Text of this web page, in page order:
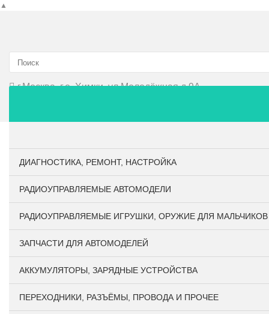
▲
г.Москва, г.о. Химки, ул.Молодёжная д.9А
ДИАГНОСТИКА, РЕМОНТ, НАСТРОЙКА
РАДИОУПРАВЛЯЕМЫЕ АВТОМОДЕЛИ
РАДИОУПРАВЛЯЕМЫЕ ИГРУШКИ, ОРУЖИЕ ДЛЯ МАЛЬЧИКОВ
ЗАПЧАСТИ ДЛЯ АВТОМОДЕЛЕЙ
АККУМУЛЯТОРЫ, ЗАРЯДНЫЕ УСТРОЙСТВА
ПЕРЕХОДНИКИ, РАЗЪЁМЫ, ПРОВОДА И ПРОЧЕЕ